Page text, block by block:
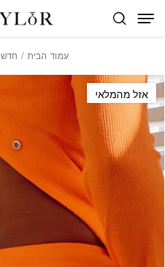
Skip to Content
עמוד הבית / חדש
אזל מהמלאי
בחזרה למעלה